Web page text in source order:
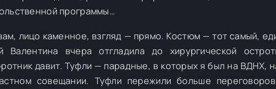
программы…
лицо каменное, взгляд — прямо. Костюм — тот самый,
Валентина вчера отгладила до хирургической
давит. Туфли — парадные, в которых я был на ВДНХ,
совещании. Туфли пережили больше